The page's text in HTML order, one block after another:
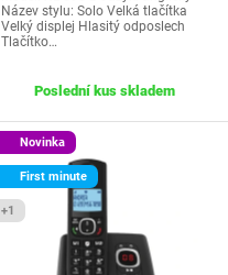
Název stylu: Solo Velká tlačítka
Velký displej Hlasitý odposlech
Tlačítko…
Poslední kus skladem
Novinka
First minute
+1